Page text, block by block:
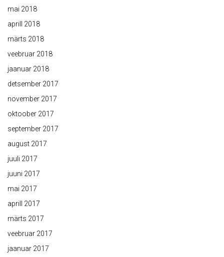
mai 2018
aprill 2018
märts 2018
veebruar 2018
jaanuar 2018
detsember 2017
november 2017
oktoober 2017
september 2017
august 2017
juuli 2017
juuni 2017
mai 2017
aprill 2017
märts 2017
veebruar 2017
jaanuar 2017